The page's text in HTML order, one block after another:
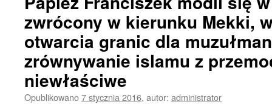
zwrócony w kierunku Mekki,
otwarcia granic dla
zrównywanie islamu z
niewłaściwe
Opublikowano7 stycznia 2016, autor: administrator